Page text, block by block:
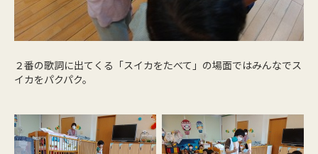
２番の歌詞に出てくる「スイカをたべて」の場面ではみんなでス
イカをパクパク。